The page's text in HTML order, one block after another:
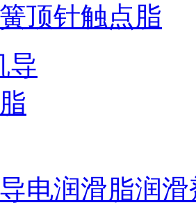
顶针触点脂
电润滑脂润滑